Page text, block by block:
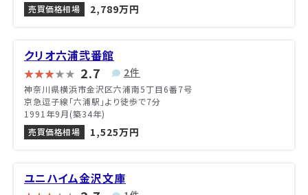
売買価格相場
2,789万円
クリオ六浦弐番館
2.7 2件
神奈川県横浜市金沢区六浦南5丁目6番7号
京急逗子線「六浦駅」より徒歩で7分
1991年9月(築34年)
売買価格相場
1,525万円
ユニハイム金沢文庫